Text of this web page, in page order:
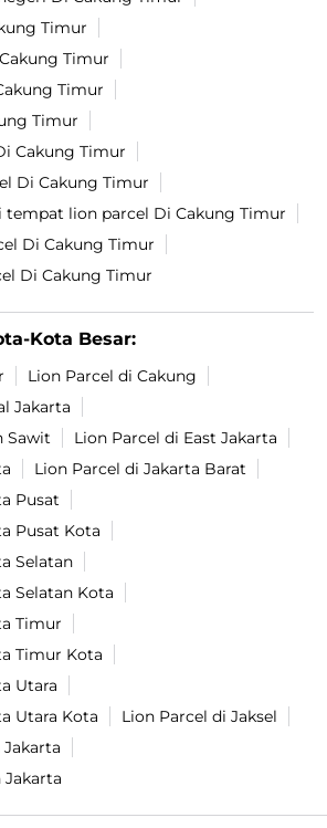
Timur
Timur
Timur
Timur
Cakung Timur
Di Cakung Timur
tempat lion parcel Di Cakung Timur
Di Cakung Timur
Di Cakung Timur
Kota Besar:
Lion Parcel di Cakung
Jakarta
Sawit
Lion Parcel di East Jakarta
Lion Parcel di Jakarta Barat
Pusat
Pusat Kota
Selatan
Selatan Kota
Timur
Timur Kota
Utara
Utara Kota
Lion Parcel di Jaksel
Jakarta